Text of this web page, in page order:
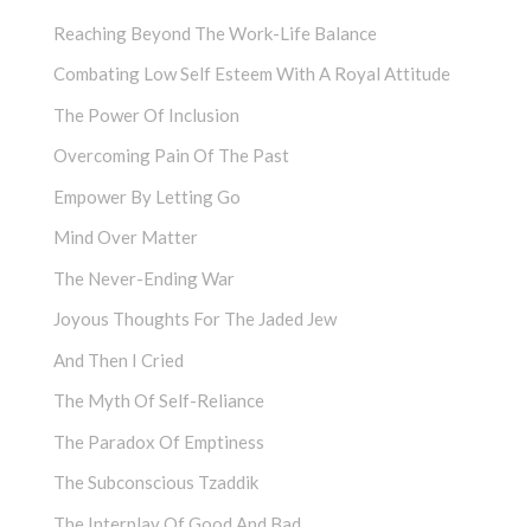
Reaching Beyond The Work-Life Balance
Combating Low Self Esteem With A Royal Attitude
The Power Of Inclusion
Overcoming Pain Of The Past
Empower By Letting Go
Mind Over Matter
The Never-Ending War
Joyous Thoughts For The Jaded Jew
And Then I Cried
The Myth Of Self-Reliance
The Paradox Of Emptiness
The Subconscious Tzaddik